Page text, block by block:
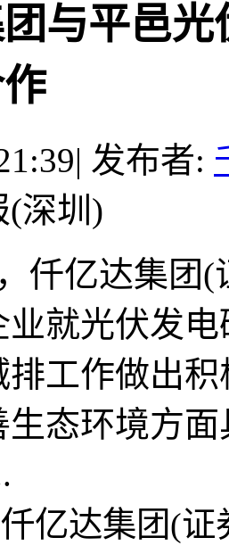
与平邑
| 发布者:
(深圳)
仟亿达集团(
业就光伏发
排工作做出
生态环境方
达集团(证